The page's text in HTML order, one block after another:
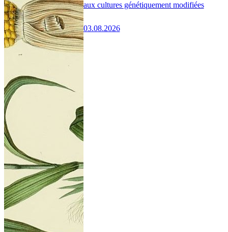
aux cultures génétiquement modifiées
03.08.2026